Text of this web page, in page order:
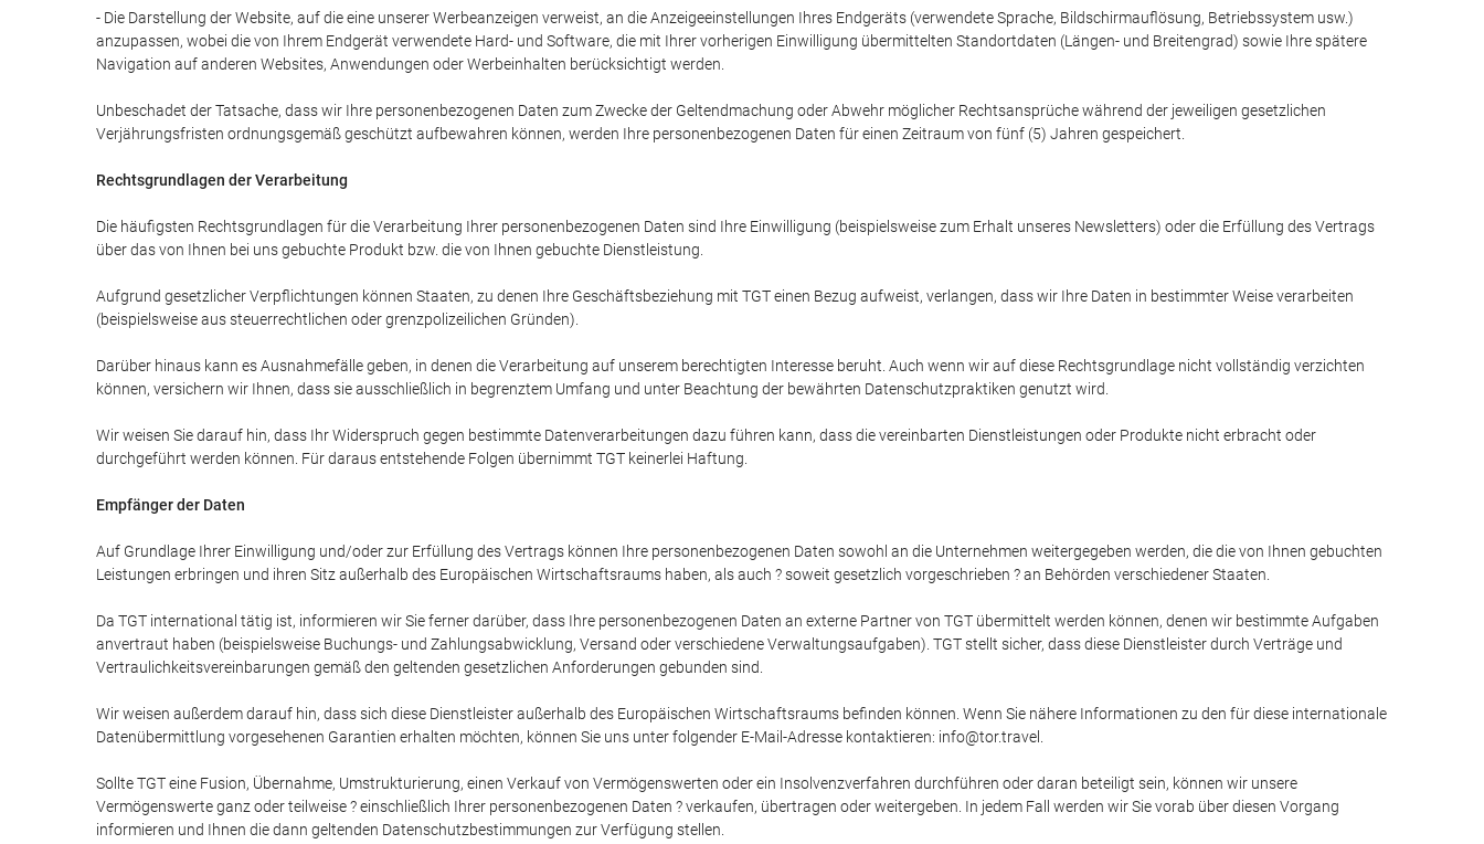
- Die Darstellung der Website, auf die eine unserer Werbeanzeigen verweist, an die Anzeigeeinstellungen Ihres Endgeräts (verwendete Sprache, Bildschirmauflösung, Betriebssystem usw.)
anzupassen, wobei die von Ihrem Endgerät verwendete Hard- und Software, die mit Ihrer vorherigen Einwilligung übermittelten Standortdaten (Längen- und Breitengrad) sowie Ihre spätere
Navigation auf anderen Websites, Anwendungen oder Werbeinhalten berücksichtigt werden.
Unbeschadet der Tatsache, dass wir Ihre personenbezogenen Daten zum Zwecke der Geltendmachung oder Abwehr möglicher Rechtsansprüche während der jeweiligen gesetzlichen
Verjährungsfristen ordnungsgemäß geschützt aufbewahren können, werden Ihre personenbezogenen Daten für einen Zeitraum von fünf (5) Jahren gespeichert.
Rechtsgrundlagen der Verarbeitung
Die häufigsten Rechtsgrundlagen für die Verarbeitung Ihrer personenbezogenen Daten sind Ihre Einwilligung (beispielsweise zum Erhalt unseres Newsletters) oder die Erfüllung des Vertrags
über das von Ihnen bei uns gebuchte Produkt bzw. die von Ihnen gebuchte Dienstleistung.
Aufgrund gesetzlicher Verpflichtungen können Staaten, zu denen Ihre Geschäftsbeziehung mit TGT einen Bezug aufweist, verlangen, dass wir Ihre Daten in bestimmter Weise verarbeiten
(beispielsweise aus steuerrechtlichen oder grenzpolizeilichen Gründen).
Darüber hinaus kann es Ausnahmefälle geben, in denen die Verarbeitung auf unserem berechtigten Interesse beruht. Auch wenn wir auf diese Rechtsgrundlage nicht vollständig verzichten
können, versichern wir Ihnen, dass sie ausschließlich in begrenztem Umfang und unter Beachtung der bewährten Datenschutzpraktiken genutzt wird.
Wir weisen Sie darauf hin, dass Ihr Widerspruch gegen bestimmte Datenverarbeitungen dazu führen kann, dass die vereinbarten Dienstleistungen oder Produkte nicht erbracht oder
durchgeführt werden können. Für daraus entstehende Folgen übernimmt TGT keinerlei Haftung.
Empfänger der Daten
Auf Grundlage Ihrer Einwilligung und/oder zur Erfüllung des Vertrags können Ihre personenbezogenen Daten sowohl an die Unternehmen weitergegeben werden, die die von Ihnen gebuchten
Leistungen erbringen und ihren Sitz außerhalb des Europäischen Wirtschaftsraums haben, als auch ? soweit gesetzlich vorgeschrieben ? an Behörden verschiedener Staaten.
Da TGT international tätig ist, informieren wir Sie ferner darüber, dass Ihre personenbezogenen Daten an externe Partner von TGT übermittelt werden können, denen wir bestimmte Aufgaben
anvertraut haben (beispielsweise Buchungs- und Zahlungsabwicklung, Versand oder verschiedene Verwaltungsaufgaben). TGT stellt sicher, dass diese Dienstleister durch Verträge und
Vertraulichkeitsvereinbarungen gemäß den geltenden gesetzlichen Anforderungen gebunden sind.
Wir weisen außerdem darauf hin, dass sich diese Dienstleister außerhalb des Europäischen Wirtschaftsraums befinden können. Wenn Sie nähere Informationen zu den für diese internationale
Datenübermittlung vorgesehenen Garantien erhalten möchten, können Sie uns unter folgender E-Mail-Adresse kontaktieren: info@tor.travel.
Sollte TGT eine Fusion, Übernahme, Umstrukturierung, einen Verkauf von Vermögenswerten oder ein Insolvenzverfahren durchführen oder daran beteiligt sein, können wir unsere
Vermögenswerte ganz oder teilweise ? einschließlich Ihrer personenbezogenen Daten ? verkaufen, übertragen oder weitergeben. In jedem Fall werden wir Sie vorab über diesen Vorgang
informieren und Ihnen die dann geltenden Datenschutzbestimmungen zur Verfügung stellen.